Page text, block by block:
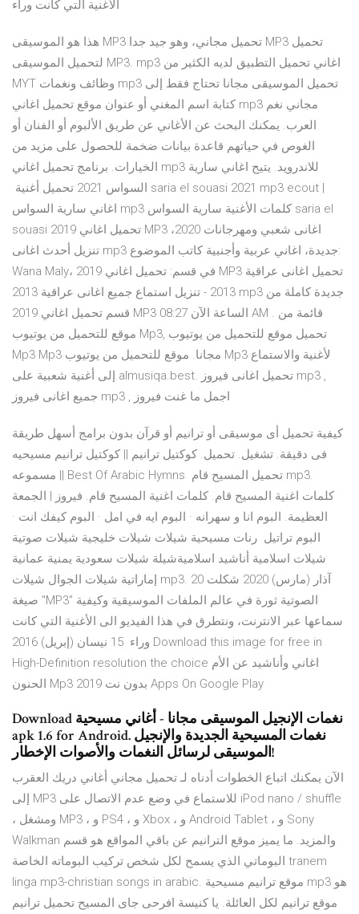
هذا هو الموسيقى MP3 تحميل مجاني، وهو جيد جدا MP3 تحميل
لتحميل الموسيقى MP3. mp3 اغاني تحميل التطبيق لديه الكثير من
MYT وظائف ونغمات mp3 تحميل الموسيقى مجانا تحتاج فقط إلى
كتابة اسم المغني أو عنوان موقع تحميل اغاني mp3 مجاني نغم
العرب. يمكنك البحث عن الأغاني عن طريق الألبوم أو الفنان أو
الغوص في حياتهم قاعدة بيانات ضخمة للحصول على مزيد من
الخيارات. برنامج تحميل اغاني mp3 للاندرويد. يتيح اغاني سارية
السواس 2021 تحميل أغنية ‏ saria el souasi 2021 mp3 ecout |
اغاني سارية السواس mp3 كلمات الأغنية سارية السواس saria el
souasi تحميل اغاني 2019 MP3 اغانى شعبي ومهرجانات 2020،
تنزيل أحدث اغانى mp3 جديدة، اغاني عربية وأجنبية كاتب الموضوع:
Wana Maly، في قسم: تحميل اغاني 2019 MP3 تحميل اغانى عراقية
2013 - تنزيل استماع جميع اغانى عراقية 2013 mp3 جديدة كاملة من
قسم تحميل اغاني 2019 MP3 الساعة الآن 08:27 AM . قائمة من
موقع للتحميل من يوتيوب Mp3, تحميل موقع للتحميل من يوتيوب
Mp3 Mp3 مجانا. موقع للتحميل من يوتيوب Mp3 لأغنية والاستماع
إلى أغنية شعبية على almusiqa.best. تحميل اغانى فيروز mp3 ,
جميع اغانى فيروز mp3 , اجمل ما غنت فيروز
كيفية تحميل أى موسيقى أو ترانيم أو قرآن بدون برامج أسهل طريقة
فى دقيقة. تشغيل. تحميل. كوكتيل ترانيم || كوكتيل ترانيم مسيحيه
مسموعه || Best Of Arabic Hymns تحميل المسيح قام mp3.
كلمات اغنية المسيح قام. كلمات اغنية المسيح قام. فيروز | الجمعة
العظيمة. البوم انا و سهرانه · البوم ايه في امل · البوم كيفك انت ·
البوم تراتيل رنات مسيحية شيلات شيلات خليجية شيلات صوتية
شيلات اسلامية أناشيد اسلاميةشيلة شيلات سعودية يمنية عمانية
إماراتية شيلات الجوال شيلات mp3. 20 آذار (مارس) 2020 شكلت
صيغة "MP3" الصوتية ثورة في عالم الملفات الموسيقية وكيفية
سماعها عبر الانترنت، ونتطرق في هذا الفيديو الى الأغنية التي كانت
وراء 15 نيسان (إبريل) 2016 Download this image for free in
High-Definition resolution the choice اغاني وأناشيد عن الأم
الحنون Mp3 بدون نت 2019 Apps On Google Play
Download نغمات الإنجيل الموسيقى مجانا - أغاني مسيحية
apk 1.6 for Android. نغمات المسيحية الجديدة والإنجيل
الموسيقى لرسائل النغمات والأصوات الإخطار!
الآن يمكنك اتباع الخطوات أدناه لـ تحميل مجاني أغاني دريك العقرب
إلى MP3 للاستماع في وضع عدم الاتصال على iPod nano / shuffle
، ومشغل MP3 ، و PS4 ، و Xbox ، و Android Tablet ، و Sony
Walkman والمزيد. ما يميز موقع الترانيم عن باقي المواقع هو قسم
البوماتي الذي يسمح لكل شخص تركيب البوماته الخاصة tranem
linga mp3-christian songs in arabic. موقع ترانيم مسيحية mp3 هو
موقع ترانيم لكل العائلة. يا كنيسة افرحى جاى المسيح تحميل ترانيم